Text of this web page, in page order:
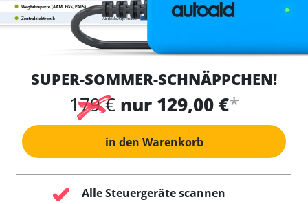
SUPER-SOMMER-SCHNÄPPCHEN!
179 € nur 129,00 €*
in den Warenkorb
Alle Steuergeräte scannen